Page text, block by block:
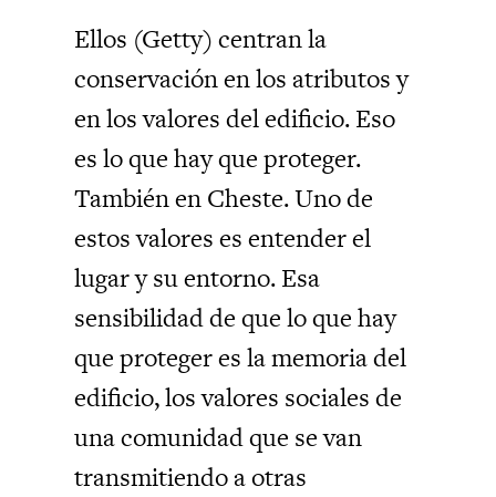
Ellos (Getty) centran la
conservación en los atributos y
en los valores del edificio. Eso
es lo que hay que proteger.
También en Cheste. Uno de
estos valores es entender el
lugar y su entorno. Esa
sensibilidad de que lo que hay
que proteger es la memoria del
edificio, los valores sociales de
una comunidad que se van
transmitiendo a otras